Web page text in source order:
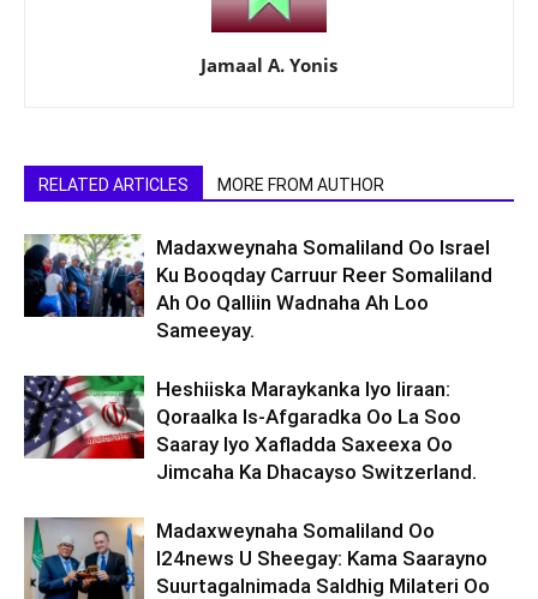
Jamaal A. Yonis
RELATED ARTICLES MORE FROM AUTHOR
Madaxweynaha Somaliland Oo Israel
Ku Booqday Carruur Reer Somaliland
Ah Oo Qalliin Wadnaha Ah Loo
Sameeyay.
Heshiiska Maraykanka Iyo Iiraan:
Qoraalka Is-Afgaradka Oo La Soo
Saaray Iyo Xafladda Saxeexa Oo
Jimcaha Ka Dhacayso Switzerland.
Madaxweynaha Somaliland Oo
I24news U Sheegay: Kama Saarayno
Suurtagalnimada Saldhig Milateri Oo